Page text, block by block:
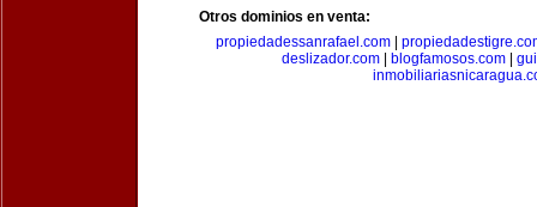
Otros dominios en venta:
propiedadessanrafael.com
deslizador.com| blogfamosos.com|